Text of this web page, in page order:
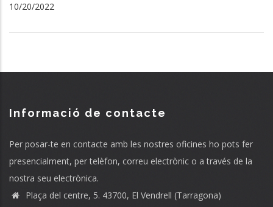
10/20/2022
Informació de contacte
Per posar-te en contacte amb les nostres oficines ho pots fer
presencialment, per telèfon, correu electrònic o a través de la
nostra seu electrònica.
Plaça del centre, 5. 43700, El Vendrell (Tarragona)